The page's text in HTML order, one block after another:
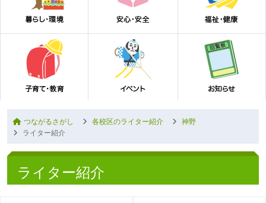
つながるさがし 各校区のライター紹介
神野
ライター紹介
ライター紹介